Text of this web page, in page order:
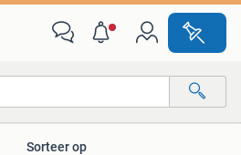
Sorteer op